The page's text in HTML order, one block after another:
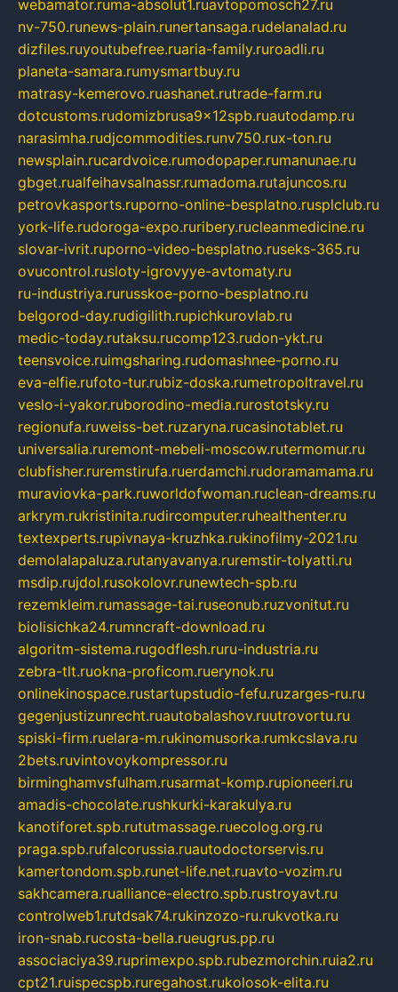
webamator.ruma-absolut1.ruavtopomosch27.ru
nv-750.runews-plain.runertansaga.rudelanalad.ru
dizfiles.ruyoutubefree.ruaria-family.ruroadli.ru
planeta-samara.rumysmartbuy.ru
matrasy-kemerovo.ruashanet.rutrade-farm.ru
dotcustoms.rudomizbrusa9x12spb.ruautodamp.ru
narasimha.rudjcommodities.runv750.rux-ton.ru
newsplain.rucardvoice.rumodopaper.rumanunae.ru
gbget.rualfeihavsalnassr.rumadoma.rutajuncos.ru
petrovkasports.ruporno-online-besplatno.rusplclub.ru
york-life.rudoroga-expo.ruribery.rucleanmedicine.ru
slovar-ivrit.ruporno-video-besplatno.ruseks-365.ru
ovucontrol.rusloty-igrovyye-avtomaty.ru
ru-industriya.rurusskoe-porno-besplatno.ru
belgorod-day.rudigilith.rupichkurovlab.ru
medic-today.rutaksu.rucomp123.rudon-ykt.ru
teensvoice.ruimgsharing.rudomashnee-porno.ru
eva-elfie.rufoto-tur.rubiz-doska.rumetropoltravel.ru
veslo-i-yakor.ruborodino-media.rurostotsky.ru
regionufa.ruweiss-bet.ruzaryna.rucasinotablet.ru
universalia.ruremont-mebeli-moscow.rutermomur.ru
clubfisher.ruremstirufa.ruerdamchi.rudoramamama.ru
muraviovka-park.ruworldofwoman.ruclean-dreams.ru
arkrym.rukristinita.rudircomputer.ruhealthenter.ru
textexperts.rupivnaya-kruzhka.rukinofilmy-2021.ru
demolalapaluza.rutanyavanya.ruremstir-tolyatti.ru
msdip.rujdol.rusokolovr.runewtech-spb.ru
rezemkleim.rumassage-tai.ruseonub.ruzvonitut.ru
biolisichka24.rumncraft-download.ru
algoritm-sistema.rugodflesh.ruru-industria.ru
zebra-tlt.ruokna-proficom.ruerynok.ru
onlinekinospace.rustartupstudio-fefu.ruzarges-ru.ru
gegenjustizunrecht.ruautobalashov.ruutrovortu.ru
spiski-firm.ruelara-m.rukinomusorka.rumkcslava.ru
2bets.ruvintovoykompressor.ru
birminghamvsfulham.rusarmat-komp.rupioneeri.ru
amadis-chocolate.rushkurki-karakulya.ru
kanotiforet.spb.rututmassage.ruecolog.org.ru
praga.spb.rufalcorussia.ruautodoctorservis.ru
kamertondom.spb.runet-life.net.ruavto-vozim.ru
sakhcamera.rualliance-electro.spb.rustroyavt.ru
controlweb1.rutdsak74.rukinzozo-ru.rukvotka.ru
iron-snab.rucosta-bella.rueugrus.pp.ru
associaciya39.ruprimexpo.spb.rubezmorchin.ruia2.ru
cpt21.ruispecspb.ruregahost.rukolosok-elita.ru